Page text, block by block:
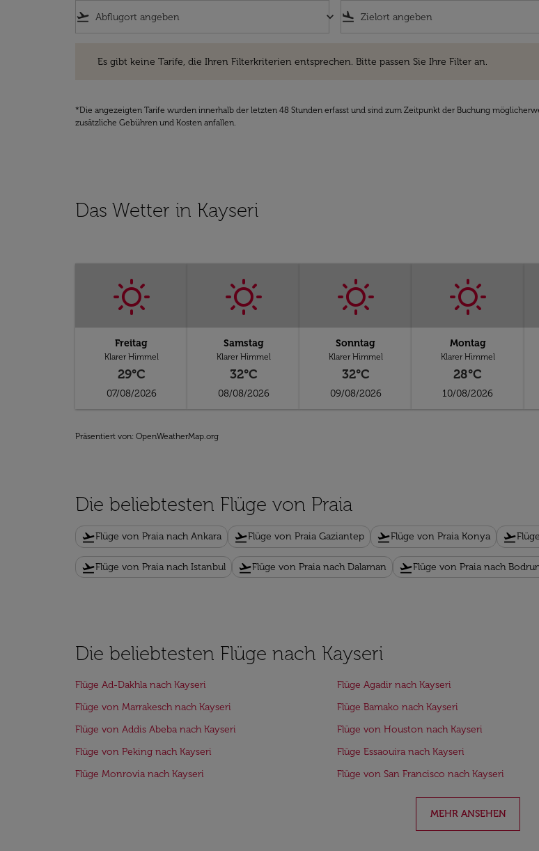
flight_takeoff keyboard_arrow_down flight_land
Es gibt keine Tarife, die Ihren Filterkriterien entsprechen. Bitte passen Sie Ihre Filter an.
*Die angezeigten Tarife wurden innerhalb der letzten 48 Stunden erfasst und sind zum Zeitpunkt der Buchung
zusätzliche Gebühren und Kosten anfallen.
Das Wetter in Kayseri
Freitag
Klarer Himmel
29°C
07/08/2026
Samstag
Klarer Himmel
32°C
08/08/2026
Sonntag
Klarer Himmel
32°C
09/08/2026
Montag
Klarer Himmel
28°C
10/08/2026
Präsentiert von: OpenWeatherMap.org
Die beliebtesten Flüge von Praia
flight_takeoffFlüge von Praia nach Ankara flight_takeoffFlüge von Praia Gaziantep flight_takeoffFlüge von Praia Konya flight_takeoff
flight_takeoffFlüge von Praia nach Istanbul flight_takeoffFlüge von Praia nach Dalaman flight_takeoffFlüge von Praia nach
Die beliebtesten Flüge nach Kayseri
Flüge Ad-Dakhla nach Kayseri Flüge Agadir nach Kayseri
Flüge von Marrakesch nach Kayseri
Flüge Bamako nach Kayseri
Flüge von Addis Abeba nach Kayseri
Flüge von Houston nach Kayseri
Flüge von Peking nach Kayseri
Flüge Essaouira nach Kayseri
Flüge Monrovia nach Kayseri
Flüge von San Francisco nach Kayseri
MEHR ANSEHEN